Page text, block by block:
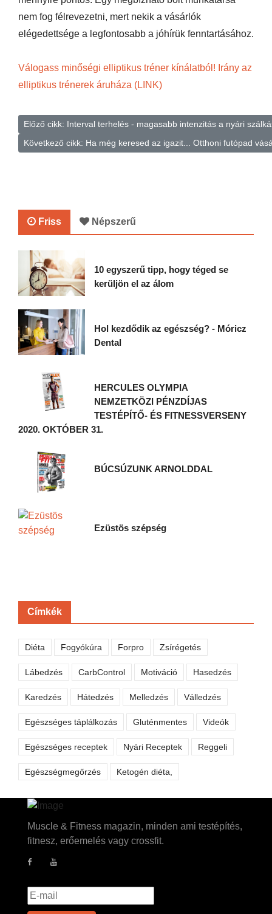
nem fog félrevezetni, mert nekik a vásárlók
elégedettsége a legfontosabb a jóhírük fenntartásához.
Válogass minőségi elliptikus tréner kínálatból! Irány az
elliptikus trénerek áruháza (LINK)
Előző cikk: Interval terhelés - magasabb intenzitás a nyári
Következő cikk: Ha még keresed az igazit... Otthoni futópad
Friss Népszerű
10 egyszerű tipp, hogy téged se
kerüljön el az álom
Hol kezdődik az egészség? - Móricz
Dental
HERCULES OLYMPIA
NEMZETKÖZI PÉNZDÍJAS
TESTÉPÍTŐ- ÉS FITNESSVERSENY
2020. OKTÓBER 31.
BÚCSÚZUNK ARNOLDDAL
Ezüstös szépség
Címkék
Diéta Fogyókúra Forpro Zsírégetés
Lábedzés CarbControl Motiváció Hasedzés
Karedzés Hátedzés Melledzés Válledzés
Egészséges táplálkozás Gluténmentes Videók
Egészséges receptek Nyári Receptek Reggeli
Egészségmegőrzés Ketogén diéta,
Muscle & Fitness magazin, minden ami testépítés,
fitnesz, erőemelés vagy crossfit.